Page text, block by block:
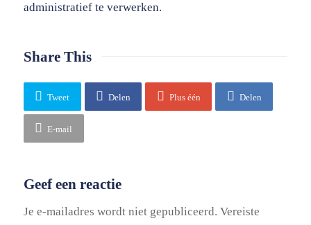
administratief te verwerken.
Share This
Tweet Delen Plus één Delen
E-mail
Geef een reactie
Je e-mailadres wordt niet gepubliceerd. Vereiste